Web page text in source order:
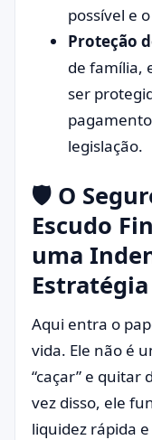
possível e
Proteção
de família,
ser
legislação.
🛡️ O
Escudo
uma
Estratégia
Aqui entra o
vida. Ele não é
“caçar” e quitar
vez disso, ele
liquidez rápida